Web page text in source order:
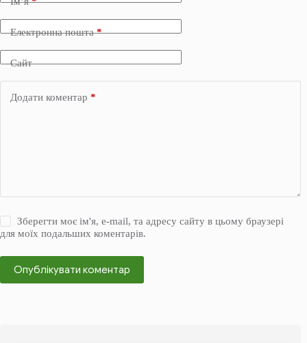
Електронна пошта*
Сайт
Додати коментар *
Зберегти моє ім'я, e-mail, та адресу сайту в цьому браузері
для моїх подальших коментарів.
Опублікувати коментар